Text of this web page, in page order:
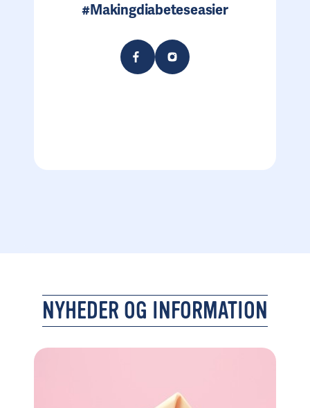
#Makingdiabeteseasier
NYHEDER OG INFORMATION